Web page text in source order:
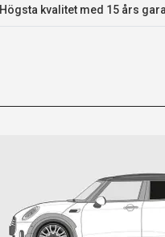
Högsta kvalitet med 15 års